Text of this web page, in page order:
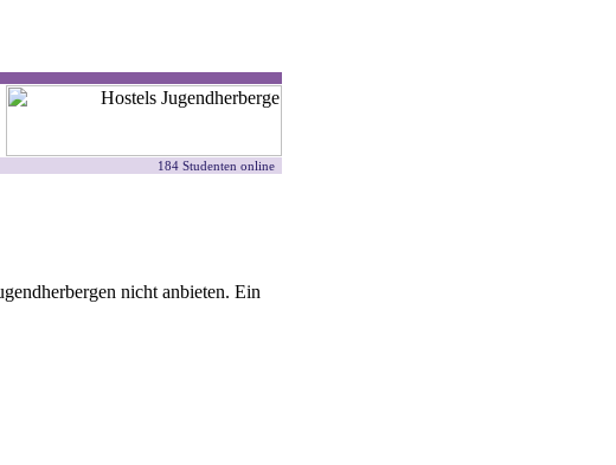
184 Studenten online
nicht anbieten. Ein